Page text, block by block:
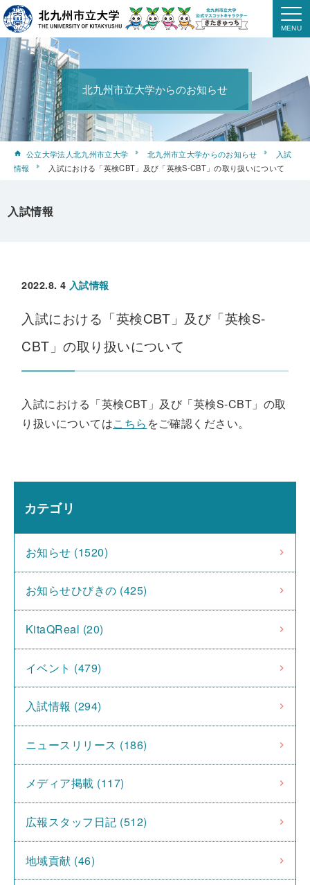
北九州市立大学からのお知らせ
公立大学法人北九州市立大学 北九州市立大学からのお知らせ
入試
情報
入試における「英検CBT」及び「英検S-CBT」の取り扱いについて
入試情報
2022.8. 4 入試情報
入試における「英検CBT」及び「英検S-
CBT」の取り扱いについて
入試における「英検CBT」及び「英検S-CBT」の取
り扱いについてはこちら をご確認ください。
カテゴリ
お知らせ (1520)
お知らせひびきの (425)
KitaQReal (20)
イベント (479)
入試情報 (294)
ニュースリリース (186)
メディア掲載 (117)
広報スタッフ日記 (512)
地域貢献 (46)